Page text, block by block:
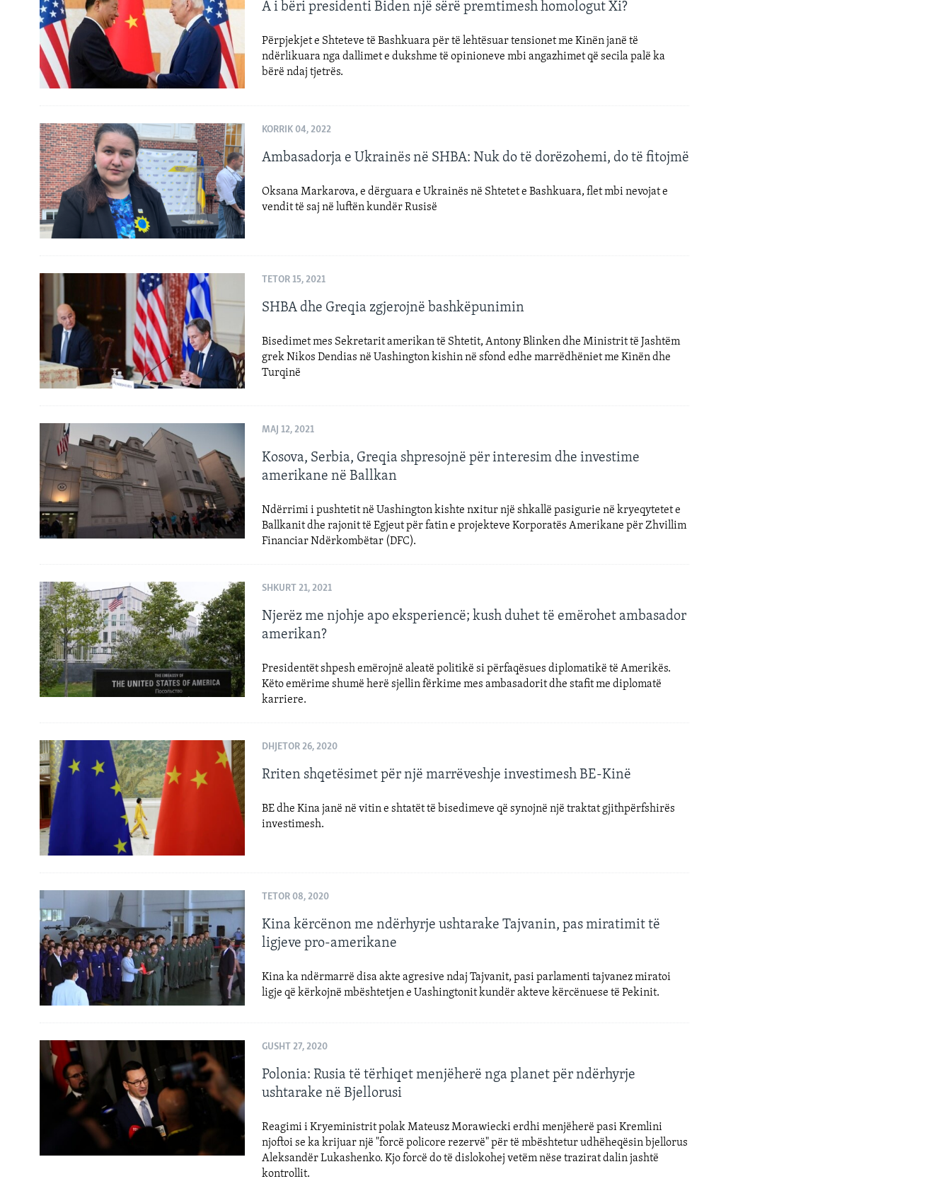
DITARI
A i bëri presidenti Biden një sërë premtimesh homologut Xi?
Përpjekjet e Shteteve të Bashkuara për të lehtësuar tensionet me Kinën janë të
ndërlikuara nga dallimet e dukshme të opinioneve mbi angazhimet që secila palë ka
bërë ndaj tjetrës.
KORRIK 04, 2022
Ambasadorja e Ukrainës në SHBA: Nuk do të dorëzohemi, do të fitojmë
Oksana Markarova, e dërguara e Ukrainës në Shtetet e Bashkuara, flet mbi nevojat e
vendit të saj në luftën kundër Rusisë
TETOR 15, 2021
SHBA dhe Greqia zgjerojnë bashkëpunimin
Bisedimet mes Sekretarit amerikan të Shtetit, Antony Blinken dhe Ministrit të Jashtëm
grek Nikos Dendias në Uashington kishin në sfond edhe marrëdhëniet me Kinën dhe
Turqinë
MAJ 12, 2021
Kosova, Serbia, Greqia shpresojnë për interesim dhe investime
amerikane në Ballkan
Ndërrimi i pushtetit në Uashington kishte nxitur një shkallë pasigurie në kryeqytetet e
Ballkanit dhe rajonit të Egjeut për fatin e projekteve Korporatës Amerikane për Zhvillim
Financiar Ndërkombëtar (DFC).
SHKURT 21, 2021
Njerëz me njohje apo eksperiencë; kush duhet të emërohet ambasador
amerikan?
Presidentët shpesh emërojnë aleatë politikë si përfaqësues diplomatikë të Amerikës.
Këto emërime shumë herë sjellin fërkime mes ambasadorit dhe stafit me diplomatë
karriere.
DHJETOR 26, 2020
Rriten shqetësimet për një marrëveshje investimesh BE-Kinë
BE dhe Kina janë në vitin e shtatët të bisedimeve që synojnë një traktat gjithpërfshirës
investimesh.
TETOR 08, 2020
Kina kërcënon me ndërhyrje ushtarake Tajvanin, pas miratimit të
ligjeve pro-amerikane
Kina ka ndërmarrë disa akte agresive ndaj Tajvanit, pasi parlamenti tajvanez miratoi
ligje që kërkojnë mbështetjen e Uashingtonit kundër akteve kërcënuese të Pekinit.
GUSHT 27, 2020
Polonia: Rusia të tërhiqet menjëherë nga planet për ndërhyrje
ushtarake në Bjellorusi
Reagimi i Kryeministrit polak Mateusz Morawiecki erdhi menjëherë pasi Kremlini
njoftoi se ka krijuar një "forcë policore rezervë" për të mbështetur udhëheqësin bjellorus
Aleksandër Lukashenko. Kjo forcë do të dislokohej vetëm nëse trazirat dalin jashtë
kontrollit.